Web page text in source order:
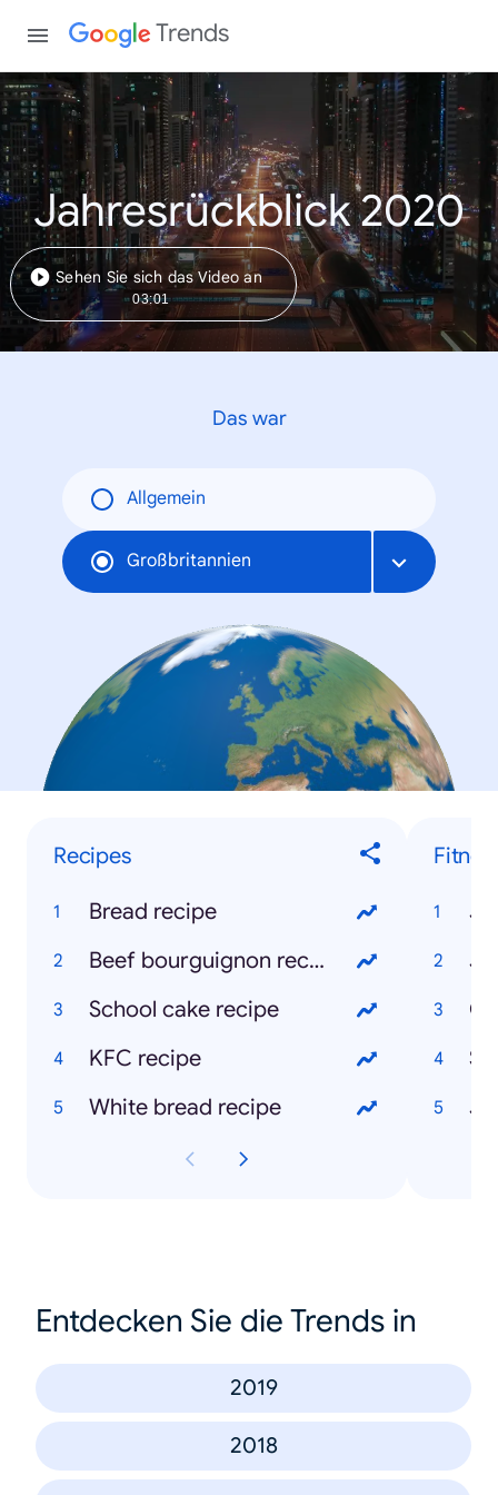
Trends
Jahresrückblick 2020
Sehen Sie sich das Video an
03:01
Das war
Allgemein
Großbritannien
Recipes
Bread recipe
Beef bourguignon recipe
School cake recipe
KFC recipe
White bread recipe
Entdecken Sie die Trends in
2019
2018